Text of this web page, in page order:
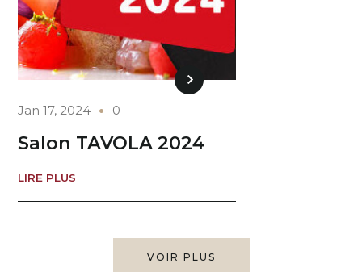
Jan 17, 2024 0
Salon TAVOLA 2024
LIRE PLUS
VOIR PLUS